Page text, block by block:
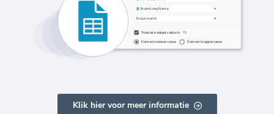
Klik hier voor meer informatie